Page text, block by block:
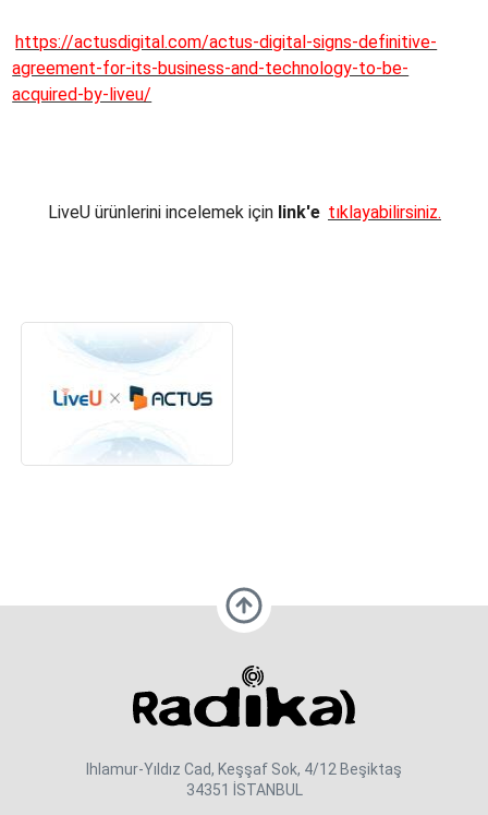
https://actusdigital.com/actus-digital-signs-definitive-
agreement-for-its-business-and-technology-to-be-
acquired-by-liveu/
LiveU ürünlerini incelemek için link'e tıklayabilirsiniz.
Ihlamur-Yıldız Cad, Keşşaf Sok, 4/12 Beşiktaş
34351 İSTANBUL